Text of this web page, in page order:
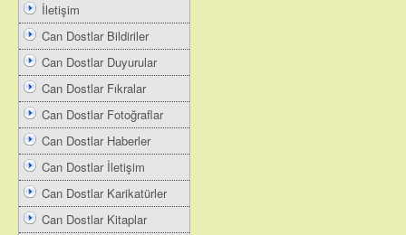
İletişim
Can Dostlar Bildiriler
Can Dostlar Duyurular
Can Dostlar Fıkralar
Can Dostlar Fotoğraflar
Can Dostlar Haberler
Can Dostlar İletişim
Can Dostlar Karikatürler
Can Dostlar Kitaplar